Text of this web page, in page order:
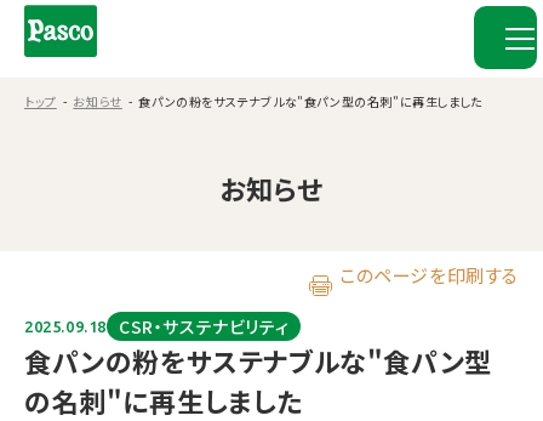
トップ お知らせ 食パンの粉をサステナブルな"食パン型の名刺"に再生しました
お知らせ
食パンの粉をサステナブルな"食パン型
の名刺"に再生しました
2025.09.18 CSR・サステナビリティ
このページを印刷する